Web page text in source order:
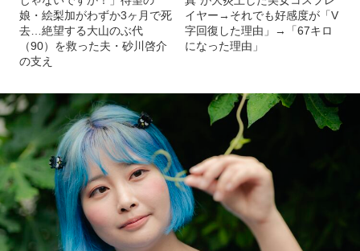
娘・絵梨加がわずか3ヶ月で死
去…絶望する大山のぶ代
（90）を救った夫・砂川啓介
の支え
イヤー→それでも好感度が「V
字回復した理由」→「67キロ
になった理由」